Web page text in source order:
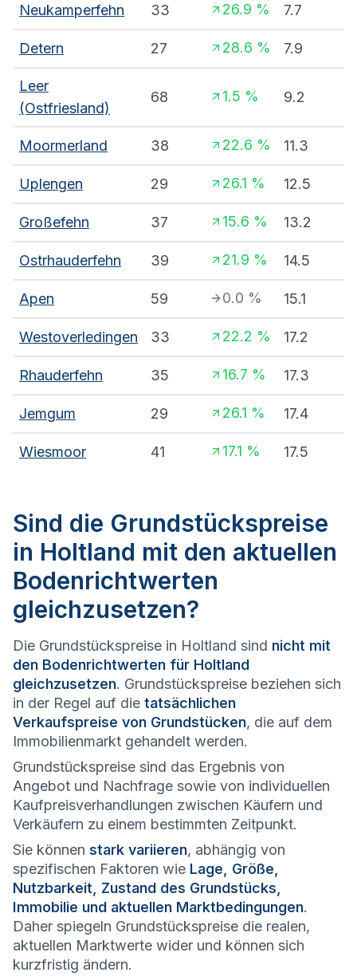
Neukamperfehn 33 26.9 % 7.7
Detern 27 28.6 % 7.9
Leer
(Ostfriesland)
68 1.5 % 9.2
Moormerland 38 22.6 % 11.3
Uplengen 29 26.1 % 12.5
Großefehn 37 15.6 % 13.2
Ostrhauderfehn 39 21.9 % 14.5
Apen 59 0.0 % 15.1
Westoverledingen 33 22.2 % 17.2
Rhauderfehn 35 16.7 % 17.3
Jemgum 29 26.1 % 17.4
Wiesmoor 41 17.1 % 17.5
Sind die Grundstückspreise
in Holtland mit den aktuellen
Bodenrichtwerten
gleichzusetzen?
Die Grundstückspreise in Holtland sind nicht mit
den Bodenrichtwerten für Holtland
gleichzusetzen. Grundstückspreise beziehen sich
in der Regel auf die tatsächlichen
Verkaufspreise von Grundstücken, die auf dem
Immobilienmarkt gehandelt werden.
Grundstückspreise sind das Ergebnis von
Angebot und Nachfrage sowie von individuellen
Kaufpreisverhandlungen zwischen Käufern und
Verkäufern zu einem bestimmten Zeitpunkt.
Sie können stark variieren, abhängig von
spezifischen Faktoren wie Lage, Größe,
Nutzbarkeit, Zustand des Grundstücks,
Immobilie und aktuellen Marktbedingungen.
Daher spiegeln Grundstückspreise die realen,
aktuellen Marktwerte wider und können sich
kurzfristig ändern.